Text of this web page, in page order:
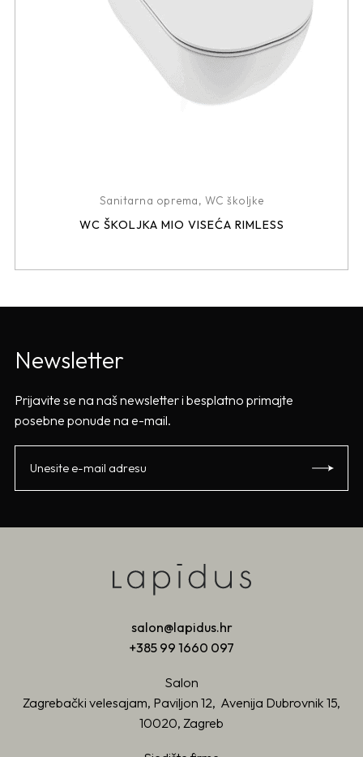
Sanitarna oprema, WC školjke
WC ŠKOLJKA MIO VISEĆA RIMLESS
Newsletter
Prijavite se na naš newsletter i besplatno primajte
posebne ponude na e-mail.
salon@lapidus.hr
+385 99 1660 097
Salon
Zagrebački velesajam, Paviljon 12, Avenija Dubrovnik 15,
10020, Zagreb